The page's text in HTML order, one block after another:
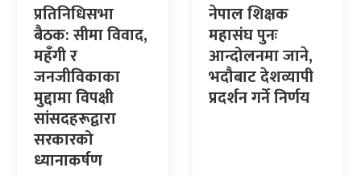
प्रतिनिधिसभा
बैठक: सीमा विवाद,
महँगी र
जनजीविकाका
मुद्दामा विपक्षी
सांसदहरूद्वारा
सरकारको
ध्यानाकर्षण
नेपाल शिक्षक
महासंघ पुनः
आन्दोलनमा जाने,
भदौबाट देशव्यापी
प्रदर्शन गर्ने निर्णय